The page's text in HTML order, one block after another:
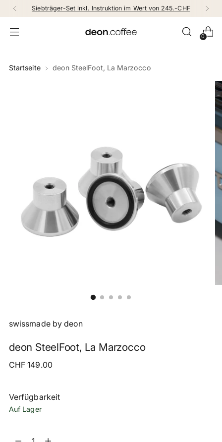
Siebträger-Set inkl. Instruktion im Wert von 245.-CHF
0
Startseite deon SteelFoot, La Marzocco
swissmade by deon
deon SteelFoot, La Marzocco
Regulärer
CHF 149.00
Verfügbarkeit
Auf Lager
Menge